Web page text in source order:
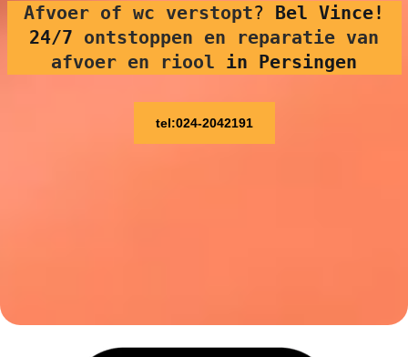
Afvoer of wc verstopt? Bel Vince!
24/7 ontstoppen en reparatie van
afvoer en riool in Persingen
tel:024-2042191